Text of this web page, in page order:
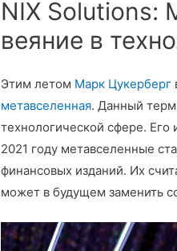
NIX Solutions:
веяние в
Этим летом Марк Цукерберг
метавселенная. Данный
технологической сфере.
2021 году метавселенные
финансовых изданий. Их
может в будущем заменить